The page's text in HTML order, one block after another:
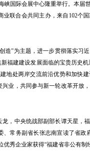
国际会展中心隆重举行。本届
联合会共同主办，来自102个
”为主题，进一步贯彻落实习
福建建设发展面临的宝贵历史
地处两岸交流前沿优势和加快
业，共同参与新一轮改革开放
中央统战部副部长谭天星，
常务副省长张志南宣读了省政
优秀企业家获得“福建省非公有制